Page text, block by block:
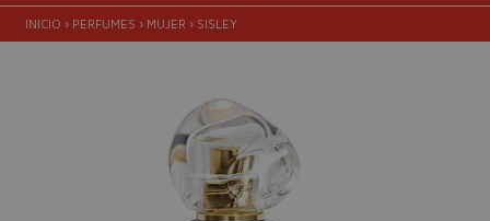
INICIO › PERFUMES › MUJER › SISLEY